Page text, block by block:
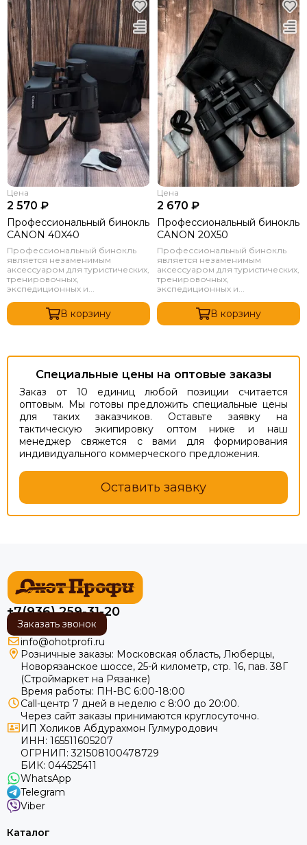
Цена
2 570 ₽
Профессиональный бинокль
CANON 40X40
Профессиональный бинокль
является незаменимым
аксессуаром для туристических,
тренировочных,
экспедиционных и...
В корзину
Цена
2 670 ₽
Профессиональный бинокль
CANON 20X50
Профессиональный бинокль
является незаменимым
аксессуаром для туристических,
тренировочных,
экспедиционных и...
В корзину
Специальные цены на оптовые заказы
Заказ от 10 единиц любой позиции считается
оптовым. Мы готовы предложить специальные цены
для таких заказчиков. Оставьте заявку на
тактическую экипировку оптом ниже и наш
менеджер свяжется с вами для формирования
индивидуального коммерческого предложения.
Оставить заявку
+7(936) 259-31-20
Заказать звонок
info@ohotprofi.ru
Розничные заказы: Московская область, Люберцы,
Новорязанское шоссе, 25-й километр, стр. 16, пав. 38Г
(Строймаркет на Рязанке)
Время работы: ПН-ВС 6:00-18:00
Call-центр 7 дней в неделю с 8:00 до 20:00.
Через сайт заказы принимаются круглосуточно.
ИП Холиков Абдурахмон Гулмуродович
ИНН: 165511605207
ОГРНИП: 321508100478729
БИК: 044525411
WhatsApp
Telegram
Viber
Каталог